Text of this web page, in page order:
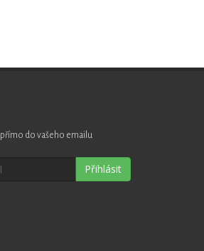
přímo do vašeho emailu
Přihlásit